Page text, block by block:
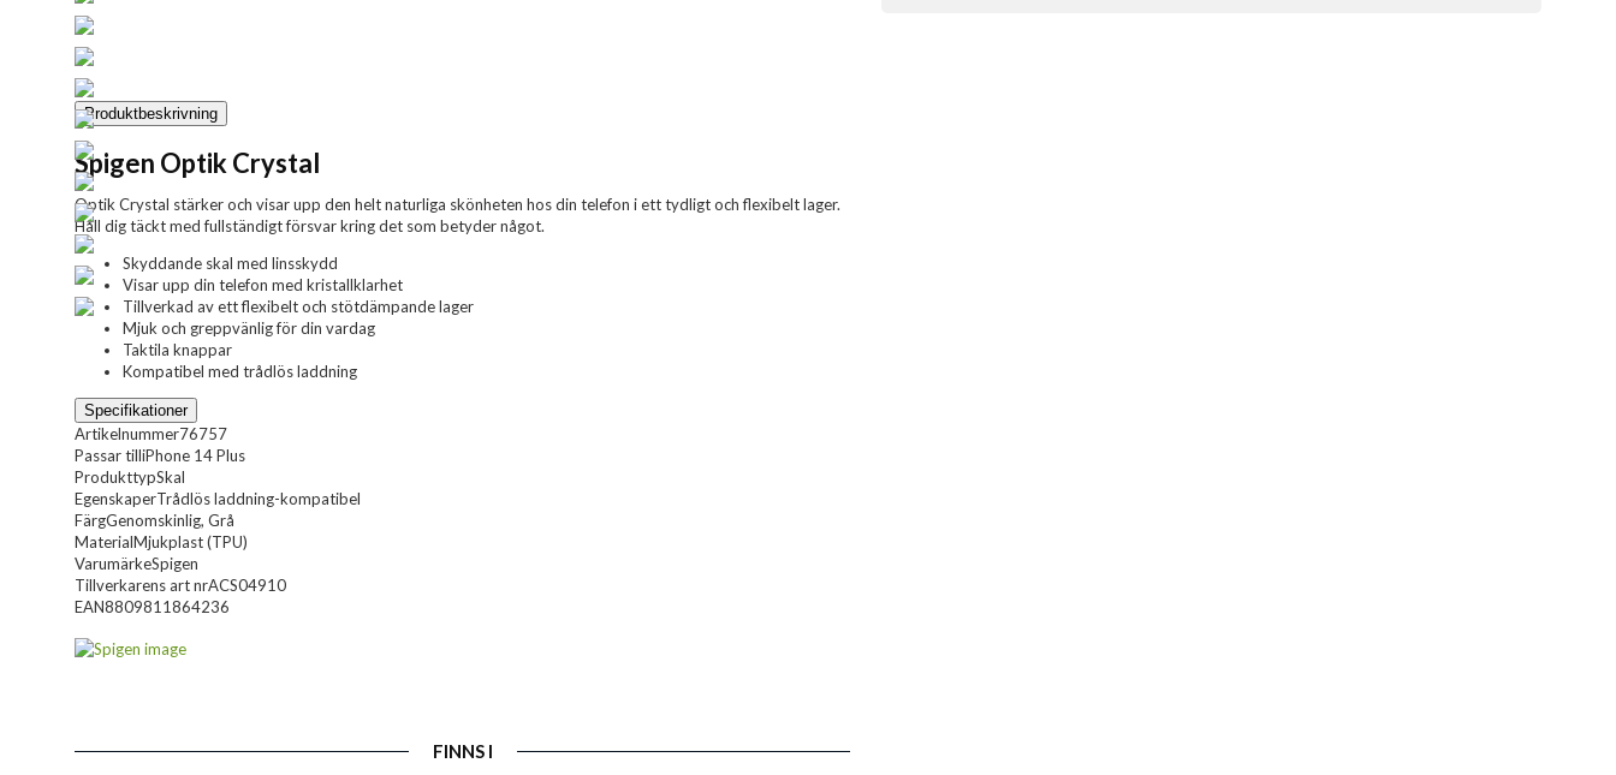
Produktbeskrivning
Spigen Optik Crystal
Optik Crystal stärker och visar upp den helt naturliga skönheten hos din telefon i ett tydligt och flexibelt lager.
Håll dig täckt med fullständigt försvar kring det som betyder något.
Skyddande skal med linsskydd
Visar upp din telefon med kristallklarhet
Tillverkad av ett flexibelt och stötdämpande lager
Mjuk och greppvänlig för din vardag
Taktila knappar
Kompatibel med trådlös laddning
Specifikationer
Artikelnummer76757
Passar tilliPhone 14 Plus
ProdukttypSkal
EgenskaperTrådlös laddning-kompatibel
FärgGenomskinlig, Grå
MaterialMjukplast (TPU)
VarumärkeSpigen
Tillverkarens art nrACS04910
EAN8809811864236
FINNS I